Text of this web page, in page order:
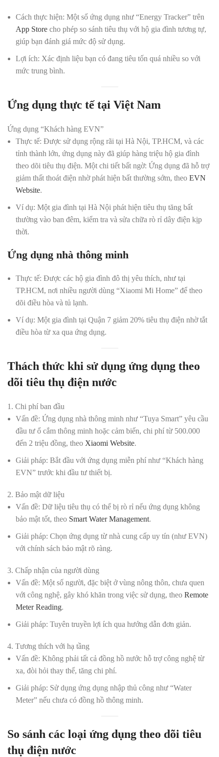
Cách thực hiện: Một số ứng dụng như “Energy Tracker” trên
App Store cho phép so sánh tiêu thụ với hộ gia đình tương tự,
giúp bạn đánh giá mức độ sử dụng.
Lợi ích: Xác định liệu bạn có đang tiêu tốn quá nhiều so với
mức trung bình.
Ứng dụng thực tế tại Việt Nam
Ứng dụng “Khách hàng EVN”
Thực tế: Được sử dụng rộng rãi tại Hà Nội, TP.HCM, và các
tỉnh thành lớn, ứng dụng này đã giúp hàng triệu hộ gia đình
theo dõi tiêu thụ điện. Một chi tiết bất ngờ: Ứng dụng đã hỗ trợ
giảm thất thoát điện nhờ phát hiện bất thường sớm, theo EVN
Website.
Ví dụ: Một gia đình tại Hà Nội phát hiện tiêu thụ tăng bất
thường vào ban đêm, kiểm tra và sửa chữa rò rỉ dây điện kịp
thời.
Ứng dụng nhà thông minh
Thực tế: Được các hộ gia đình đô thị yêu thích, như tại
TP.HCM, nơi nhiều người dùng “Xiaomi Mi Home” để theo
dõi điều hòa và tủ lạnh.
Ví dụ: Một gia đình tại Quận 7 giảm 20% tiêu thụ điện nhờ tắt
điều hòa từ xa qua ứng dụng.
Thách thức khi sử dụng ứng dụng theo
dõi tiêu thụ điện nước
1. Chi phí ban đầu
Vấn đề: Ứng dụng nhà thông minh như “Tuya Smart” yêu cầu
đầu tư ổ cắm thông minh hoặc cảm biến, chi phí từ 500.000
đến 2 triệu đồng, theo Xiaomi Website.
Giải pháp: Bắt đầu với ứng dụng miễn phí như “Khách hàng
EVN” trước khi đầu tư thiết bị.
2. Bảo mật dữ liệu
Vấn đề: Dữ liệu tiêu thụ có thể bị rò rỉ nếu ứng dụng không
bảo mật tốt, theo Smart Water Management.
Giải pháp: Chọn ứng dụng từ nhà cung cấp uy tín (như EVN)
với chính sách bảo mật rõ ràng.
3. Chấp nhận của người dùng
Vấn đề: Một số người, đặc biệt ở vùng nông thôn, chưa quen
với công nghệ, gây khó khăn trong việc sử dụng, theo Remote
Meter Reading.
Giải pháp: Tuyên truyền lợi ích qua hướng dẫn đơn giản.
4. Tương thích với hạ tầng
Vấn đề: Không phải tất cả đồng hồ nước hỗ trợ công nghệ từ
xa, đòi hỏi thay thế, tăng chi phí.
Giải pháp: Sử dụng ứng dụng nhập thủ công như “Water
Meter” nếu chưa có đồng hồ thông minh.
So sánh các loại ứng dụng theo dõi tiêu
thụ điện nước